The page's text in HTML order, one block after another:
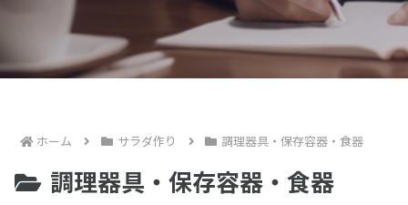
ホーム サラダ作り 調理器具・保存容器・食器
調理器具・保存容器・食器